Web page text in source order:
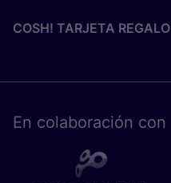
COSH! TARJETA REGALO
En cola­bo­ra­ción con